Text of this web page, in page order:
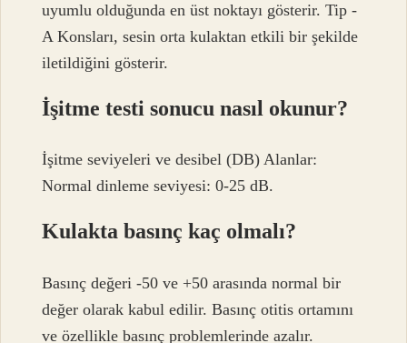
uyumlu olduğunda en üst noktayı gösterir. Tip -
A Konsları, sesin orta kulaktan etkili bir şekilde
iletildiğini gösterir.
İşitme testi sonucu nasıl okunur?
İşitme seviyeleri ve desibel (DB) Alanlar:
Normal dinleme seviyesi: 0-25 dB.
Kulakta basınç kaç olmalı?
Basınç değeri -50 ve +50 arasında normal bir
değer olarak kabul edilir. Basınç otitis ortamını
ve özellikle basınç problemlerinde azalır.